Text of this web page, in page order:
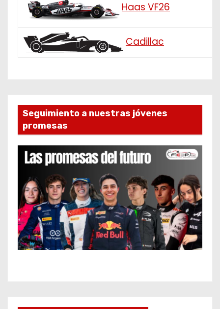
Haas VF26
Cadillac
Seguimiento a nuestras jóvenes
promesas